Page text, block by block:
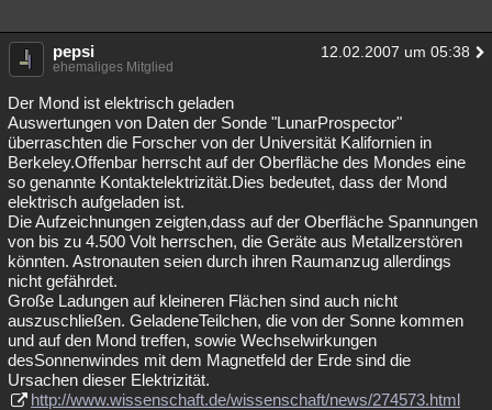
pepsi 12.02.2007 um 05:38
ehemaliges Mitglied
Der Mond ist elektrisch geladen
Auswertungen von Daten der Sonde "LunarProspector"
überraschten die Forscher von der Universität Kalifornien in
Berkeley.Offenbar herrscht auf der Oberfläche des Mondes eine
so genannte Kontaktelektrizität.Dies bedeutet, dass der Mond
elektrisch aufgeladen ist.
Die Aufzeichnungen zeigten,dass auf der Oberfläche Spannungen
von bis zu 4.500 Volt herrschen, die Geräte aus Metallzerstören
könnten. Astronauten seien durch ihren Raumanzug allerdings
nicht gefährdet.
Große Ladungen auf kleineren Flächen sind auch nicht
auszuschließen. GeladeneTeilchen, die von der Sonne kommen
und auf den Mond treffen, sowie Wechselwirkungen
desSonnenwindes mit dem Magnetfeld der Erde sind die
Ursachen dieser Elektrizität.
http://www.wissenschaft.de/wissenschaft/news/274573.html